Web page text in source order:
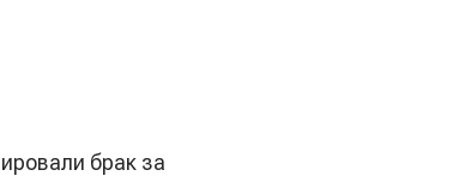
брак за